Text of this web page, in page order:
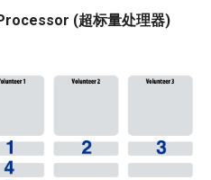
INFOCOM24 Phoenix
MobiCom23 Umbra
(超标量处理器)